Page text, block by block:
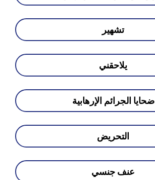
تشهير
يلاحقني
ضحايا الجرائم الإرهابية
التحريض
عنف جنسي